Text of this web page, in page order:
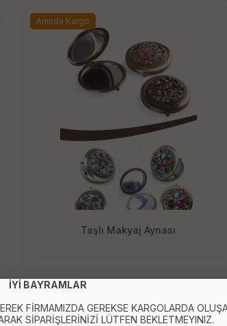
Taşlı Makyaj Aynası
Anında Kargo
Sepete Ekle
İYİ BAYRAMLAR
FİRMAMIZDA GEREKSE KARGOLARDA
SİPARİŞLERİNİZİ LÜTFEN BEKLETMEYINIZ.